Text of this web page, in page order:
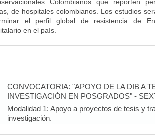
de hospitales colombianos. Los estudios
el perfil global de resistencia de
en el país.
CONVOCATORIA: "APOYO DE LA DIB A
INVESTIGACIÓN EN POSGRADOS" -
Modalidad 1: Apoyo a proyectos de tesis y
investigación.